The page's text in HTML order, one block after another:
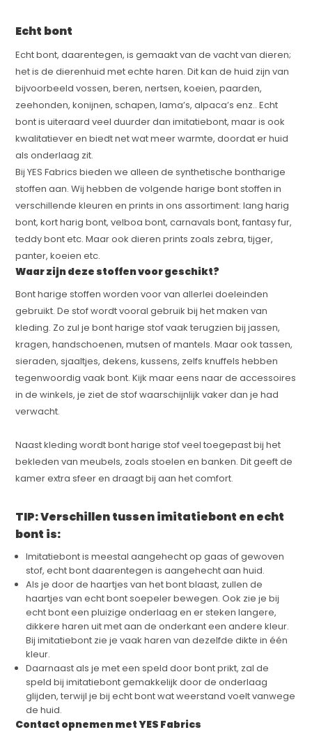
Echt bont
Echt bont, daarentegen, is gemaakt van de vacht van dieren;
het is de dierenhuid met echte haren. Dit kan de huid zijn van
bijvoorbeeld vossen, beren, nertsen, koeien, paarden,
zeehonden, konijnen, schapen, lama’s, alpaca’s enz.. Echt
bont is uiteraard veel duurder dan imitatiebont, maar is ook
kwalitatiever en biedt net wat meer warmte, doordat er huid
als onderlaag zit.
Bij YES Fabrics bieden we alleen de synthetische bontharige
stoffen aan. Wij hebben de volgende harige bont stoffen in
verschillende kleuren en prints in ons assortiment: lang harig
bont, kort harig bont, velboa bont, carnavals bont, fantasy fur,
teddy bont etc. Maar ook dieren prints zoals zebra, tijger,
panter, koeien etc.
Waar zijn deze stoffen voor geschikt?
Bont harige stoffen worden voor van allerlei doeleinden
gebruikt. De stof wordt vooral gebruik bij het maken van
kleding. Zo zul je bont harige stof vaak terugzien bij jassen,
kragen, handschoenen, mutsen of mantels. Maar ook tassen,
sieraden, sjaaltjes, dekens, kussens, zelfs knuffels hebben
tegenwoordig vaak bont. Kijk maar eens naar de accessoires
in de winkels, je ziet de stof waarschijnlijk vaker dan je had
verwacht.
Naast kleding wordt bont harige stof veel toegepast bij het
bekleden van meubels, zoals stoelen en banken. Dit geeft de
kamer extra sfeer en draagt bij aan het comfort.
TIP: Verschillen tussen imitatiebont en echt
bont is:
Imitatiebont is meestal aangehecht op gaas of gewoven
stof, echt bont daarentegen is aangehecht aan huid.
Als je door de haartjes van het bont blaast, zullen de
haartjes van echt bont soepeler bewegen. Ook zie je bij
echt bont een pluizige onderlaag en er steken langere,
dikkere haren uit met aan de onderkant een andere kleur.
Bij imitatiebont zie je vaak haren van dezelfde dikte in één
kleur.
Daarnaast als je met een speld door bont prikt, zal de
speld bij imitatiebont gemakkelijk door de onderlaag
glijden, terwijl je bij echt bont wat weerstand voelt vanwege
de huid.
Contact opnemen met YES Fabrics